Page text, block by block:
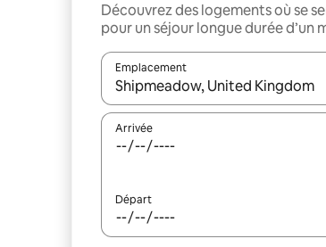
Découvrez des logements où se
pour un séjour longue durée d’un
Emplacement
Quand les résultats sont affichés,
Arrivée
Départ